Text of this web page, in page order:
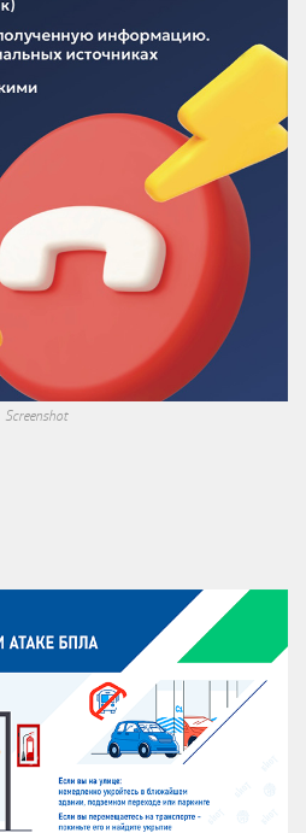
Screenshot